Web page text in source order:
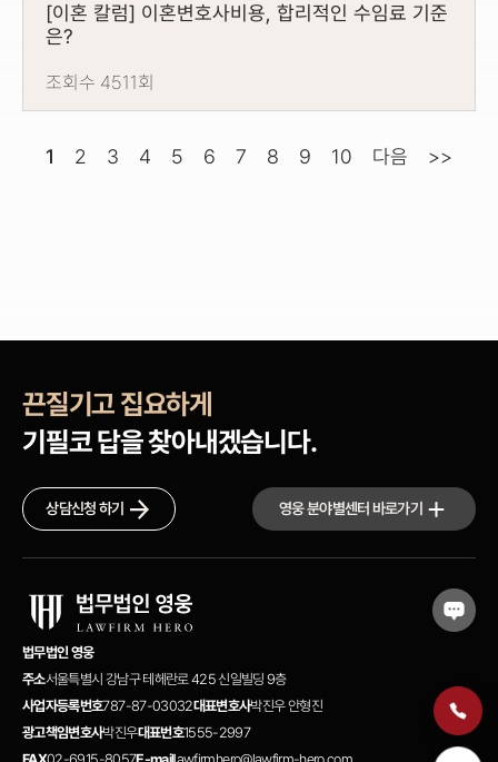
[이혼 칼럼] 이혼변호사비용, 합리적인 수임료 기준
은?
조회수 4511회
1 2 3 4 5 6 7 8 9 10 다음 >>
끈질기고 집요하게
기필코 답을 찾아내겠습니다.
상담신청 하기 영웅 분야별센터 바로가기
법무법인 영웅
주소서울특별시 강남구 테헤란로 425 신일빌딩 9층
사업자등록번호787-87-03032대표변호사박진우 안형진
광고책임변호사박진우대표번호1555-2997